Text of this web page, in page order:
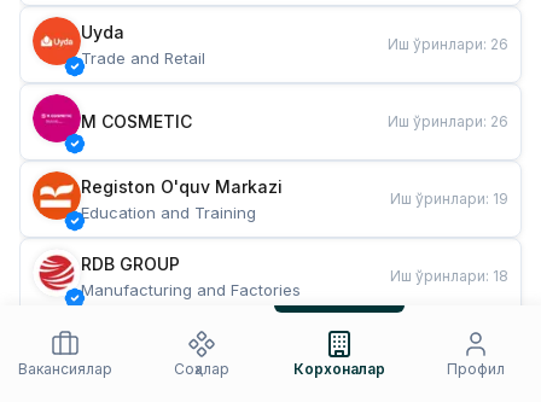
Uyda
Trade and Retail
Иш ўринлари: 26
M COSMETIC Иш ўринлари: 26
Registon O'quv Markazi
Education and Training
Иш ўринлари: 19
RDB GROUP
Manufacturing and Factories
Иш ўринлари: 18
Restaurants and Fast Food
Иш ўринлари
Вакансиялар
Соҳалар Корхоналар Профил